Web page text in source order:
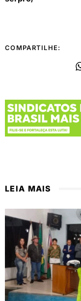
COMPARTILHE:
LEIA MAIS